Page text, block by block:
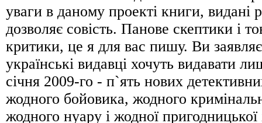
уваги в даному проекті книги, видані
дозволяє совість. Панове скептики і
критики, це я для вас пишу. Ви
українські видавці хочуть видавати
січня 2009-го - п`ять нових
жодного бойовика, жодного
жодного нуару і жодної пригодницької